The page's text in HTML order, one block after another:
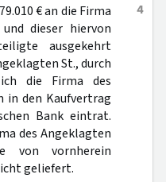
4
€ an die Firma
dieser hiervon
ausgekehrt
St., durch
die Firma des
in den Kaufvertrag
Bank eintrat.
des Angeklagten
von vornherein
geliefert.